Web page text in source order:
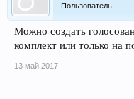
Пользователь
Можно создать
комплект или только на
13 май 2017